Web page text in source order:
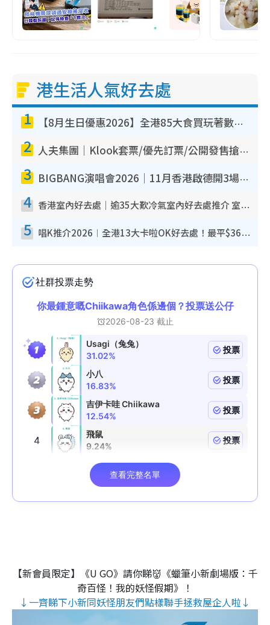
港生活人氣好去處
1 【8月生日優惠2026】全港85大食買玩著數攻略 自助餐/火鍋放題同行免費＋誠品/DONKI送現金券
2 人夫集團｜Klook套票/優先訂票/公開發售搶飛攻略！附票價.購票連結.場地座位表
3 BIGBANG演唱會2026｜11月香港啟德開3場！實名制VIP申請、優先購票攻略
4 香港室內好去處｜逾35大歎冷氣室內好去處推介 室內活動免費避雨無懼落雨
5 唱K推介2026︱全港13大卡啦OK好去處！最平$36起 日文K都有！(附地址+收費詳情)
【新會員限定】《U GO》請你睇👹《蠟筆小新劇場版：千
奇百怪！我的妖怪假期》！
↓一齊睇下小新同妖怪朋友們點樣聯手拯救屋企人啦↓